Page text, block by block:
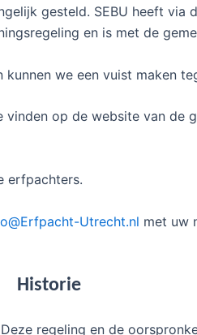
gesteld. SEBU heeft
en is met de
we een vuist maken
op de website van de
erfpachters.
Utrecht.nl met uw
Historie
regeling en de